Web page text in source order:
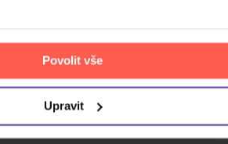
Povolit vše
Upravit